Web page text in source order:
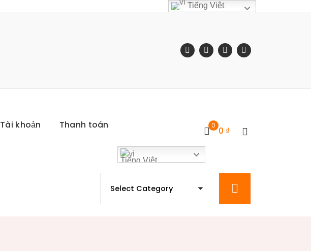
Tài khoản Thanh toán
Tiếng Việt
0 0 ₫
Tiếng Việt